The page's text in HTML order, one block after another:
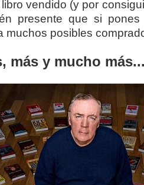
vendido (y por
presente que si
muchos posibles
más y mucho